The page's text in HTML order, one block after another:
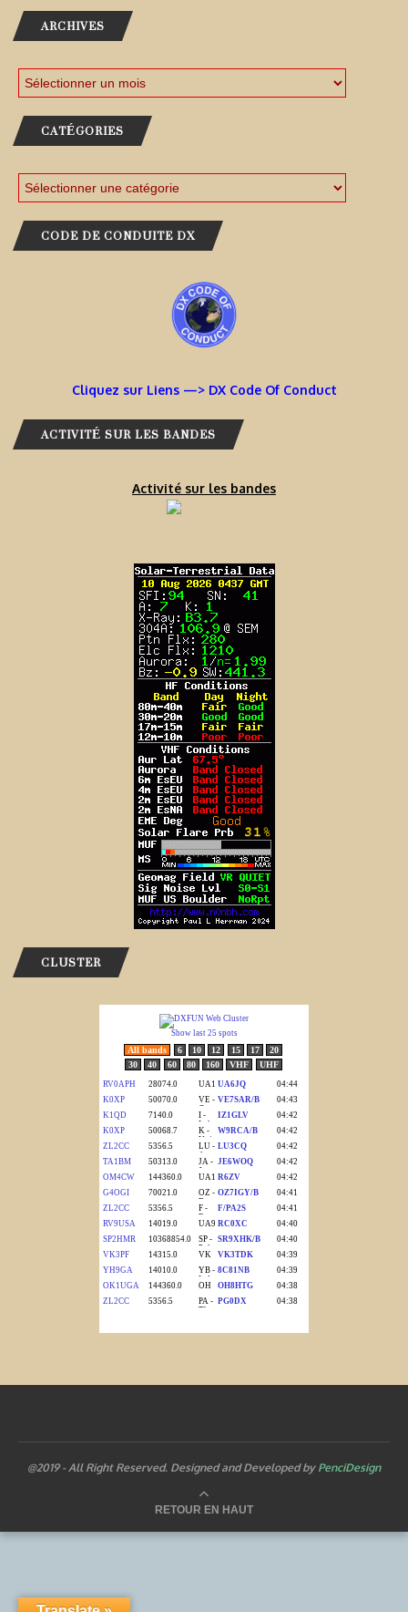
ARCHIVES
CATÉGORIES
CODE DE CONDUITE DX
Cliquez sur Liens —> DX Code Of Conduct
ACTIVITÉ SUR LES BANDES
Activité sur les bandes
CLUSTER
@2019 - All Right Reserved. Designed and Developed by PenciDesign
RETOUR EN HAUT